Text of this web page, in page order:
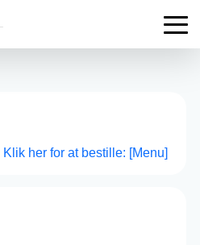
Klik her for at bestille: [Menu]